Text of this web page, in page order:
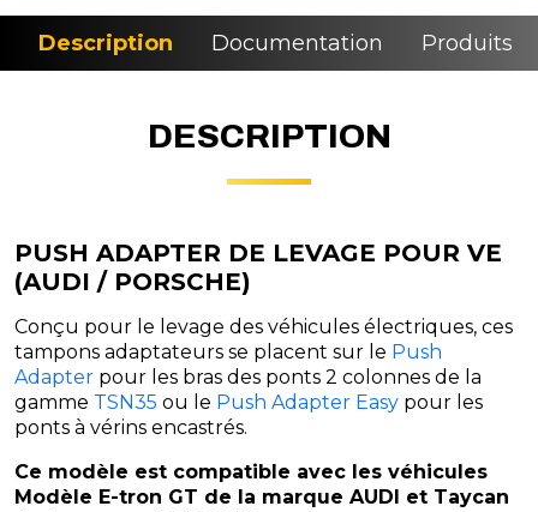
Description Documentation Produits
DESCRIPTION
PUSH ADAPTER DE LEVAGE POUR VE
(AUDI / PORSCHE)
Conçu pour le levage des véhicules électriques, ces
tampons adaptateurs se placent sur le Push
Adapter pour les bras des ponts 2 colonnes de la
gamme TSN35 ou le Push Adapter Easy pour les
ponts à vérins encastrés.
Ce modèle est compatible avec les véhicules
Modèle E-tron GT de la marque AUDI et Taycan